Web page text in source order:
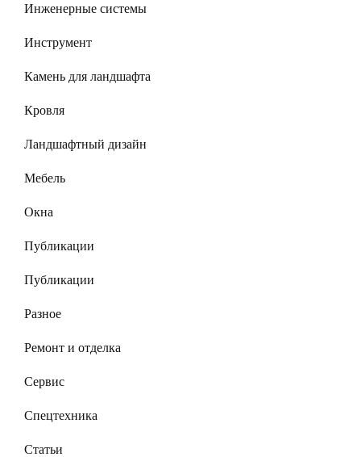
Инженерные системы
Инструмент
Камень для ландшафта
Кровля
Ландшафтный дизайн
Мебель
Окна
Публикации
Публикации
Разное
Ремонт и отделка
Сервис
Спецтехника
Статьи